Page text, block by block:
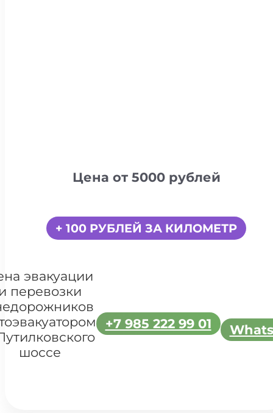
Цена от 5000 рублей
+ 100 РУБЛЕЙ ЗА КИЛОМЕТР
эвакуации
перевозки
шоссе
+7 985 222 99 01